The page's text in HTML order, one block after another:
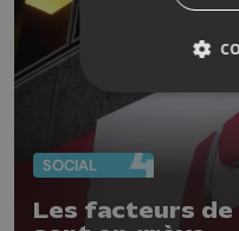
SOCIAL
Les facteurs de